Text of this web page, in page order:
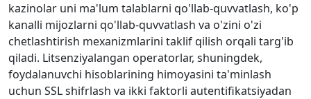
kazinolar uni ma'lum talablarni qo'llab-quvvatlash, ko'p
kanalli mijozlarni qo'llab-quvvatlash va o'zini o'zi
chetlashtirish mexanizmlarini taklif qilish orqali targ'ib
qiladi. Litsenziyalangan operatorlar, shuningdek,
foydalanuvchi hisoblarining himoyasini ta'minlash
uchun SSL shifrlash va ikki faktorli autentifikatsiyadan